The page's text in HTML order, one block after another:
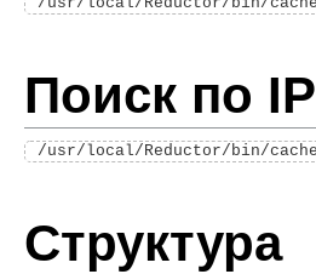
Поиск по IP
Структура